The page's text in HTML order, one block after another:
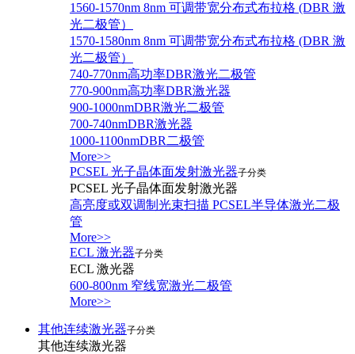
1560-1570nm 8nm 可调带宽分布式布拉格 (DBR 激
光二极管）
1570-1580nm 8nm 可调带宽分布式布拉格 (DBR 激
光二极管）
740-770nm高功率DBR激光二极管
770-900nm高功率DBR激光器
900-1000nmDBR激光二极管
700-740nmDBR激光器
1000-1100nmDBR二极管
More>>
PCSEL 光子晶体面发射激光器子分类
PCSEL 光子晶体面发射激光器
高亮度或双调制光束扫描 PCSEL半导体激光二极
管
More>>
ECL 激光器子分类
ECL 激光器
600-800nm 窄线宽激光二极管
More>>
其他连续激光器子分类
其他连续激光器